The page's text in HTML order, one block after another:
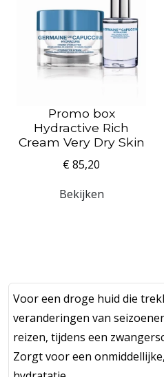
Promo box
Hydractive Rich
Cream Very Dry Skin
€ 85,20
Bekijken
Voor een droge huid die
veranderingen van
reizen, tijdens een
Zorgt voor een